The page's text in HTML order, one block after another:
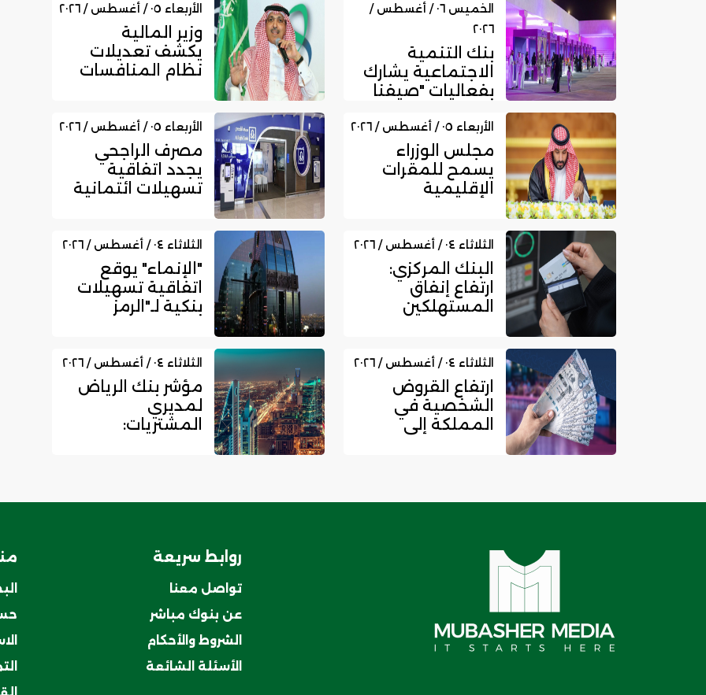
الرقمية لجهات
الت...
بمجال الت...
الخميس ٠٦ / أغسطس /
٢٠٢٦
بنك التنمية
الاجتماعية يشارك
بفعاليات "صيفنا
لتمكين رواد ا...
الأربعاء ٠٥ / أغسطس / ٢٠٢٦
وزير المالية
يكشف تعديلات
نظام المنافسات
الأربعاء ٠٥ / أغسطس / ٢٠٢٦
مجلس الوزراء
يسمح للمقرات
الإقليمية
عا...
الأربعاء ٠٥ / أغسطس / ٢٠٢٦
مصرف الراجحي
يجدد اتفاقية
تسهيلات ائتمانية
الثلاثاء ٠٤ / أغسطس / ٢٠٢٦
البنك المركزي:
ارتفاع إنفاق
المستهلكين
16....
الثلاثاء ٠٤ / أغسطس / ٢٠٢٦
"الإنماء" يوقع
اتفاقية تسهيلات
بنكية لـ"الرمز
الثلاثاء ٠٤ / أغسطس / ٢٠٢٦
ارتفاع القروض
الشخصية في
المملكة إلى
الثلاثاء ٠٤ / أغسطس / ٢٠٢٦
مؤشر بنك الرياض
لمديري
المشتريات:
زخما...
روابط سريعة
تواصل معنا
عن بنوك مباشر
الشروط والأحكام
الأسئلة الشائعة